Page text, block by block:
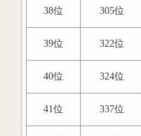
38位 305位
39位 322位
40位 324位
41位 337位